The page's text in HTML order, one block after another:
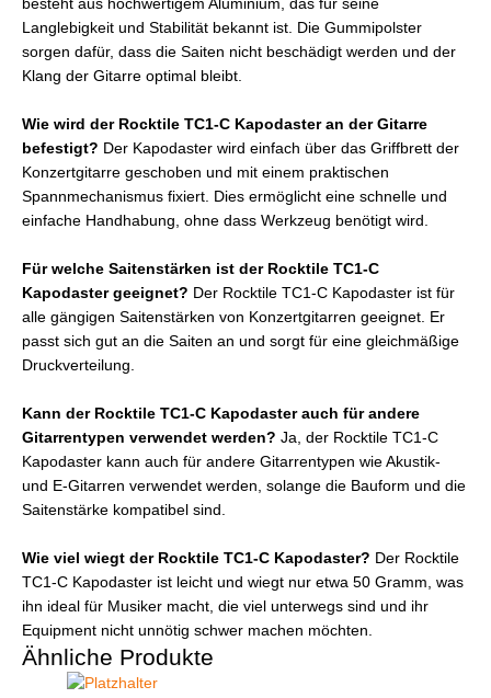
besteht aus hochwertigem Aluminium, das für seine
Langlebigkeit und Stabilität bekannt ist. Die Gummipolster
sorgen dafür, dass die Saiten nicht beschädigt werden und der
Klang der Gitarre optimal bleibt.
Wie wird der Rocktile TC1-C Kapodaster an der Gitarre
befestigt? Der Kapodaster wird einfach über das Griffbrett der
Konzertgitarre geschoben und mit einem praktischen
Spannmechanismus fixiert. Dies ermöglicht eine schnelle und
einfache Handhabung, ohne dass Werkzeug benötigt wird.
Für welche Saitenstärken ist der Rocktile TC1-C
Kapodaster geeignet? Der Rocktile TC1-C Kapodaster ist für
alle gängigen Saitenstärken von Konzertgitarren geeignet. Er
passt sich gut an die Saiten an und sorgt für eine gleichmäßige
Druckverteilung.
Kann der Rocktile TC1-C Kapodaster auch für andere
Gitarrentypen verwendet werden? Ja, der Rocktile TC1-C
Kapodaster kann auch für andere Gitarrentypen wie Akustik-
und E-Gitarren verwendet werden, solange die Bauform und die
Saitenstärke kompatibel sind.
Wie viel wiegt der Rocktile TC1-C Kapodaster? Der Rocktile
TC1-C Kapodaster ist leicht und wiegt nur etwa 50 Gramm, was
ihn ideal für Musiker macht, die viel unterwegs sind und ihr
Equipment nicht unnötig schwer machen möchten.
Ähnliche Produkte